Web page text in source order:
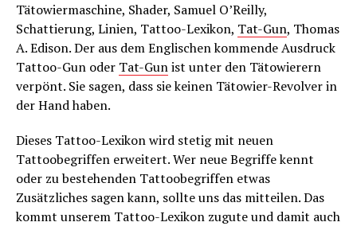
Tätowiermaschine, Shader, Samuel O’Reilly,
Schattierung, Linien, Tattoo-Lexikon, Tat-Gun, Thomas
A. Edison. Der aus dem Englischen kommende Ausdruck
Tattoo-Gun oder Tat-Gunist unter den Tätowierern
verpönt. Sie sagen, dass sie keinen Tätowier-Revolver in
der Hand haben.
Dieses Tattoo-Lexikon wird stetig mit neuen
Tattoobegriffen erweitert. Wer neue Begriffe kennt
oder zu bestehenden Tattoobegriffen etwas
Zusätzliches sagen kann, sollte uns das mitteilen. Das
kommt unserem Tattoo-Lexikon zugute und damit auch